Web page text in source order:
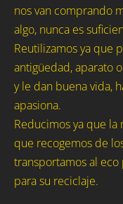
nos van comprando
algo, nunca es
Reutilizamos ya que
antigüedad, aparato
y le dan buena vida,
apasiona.
Reducimos ya que la
que recogemos de
transportamos al
para su reciclaje.